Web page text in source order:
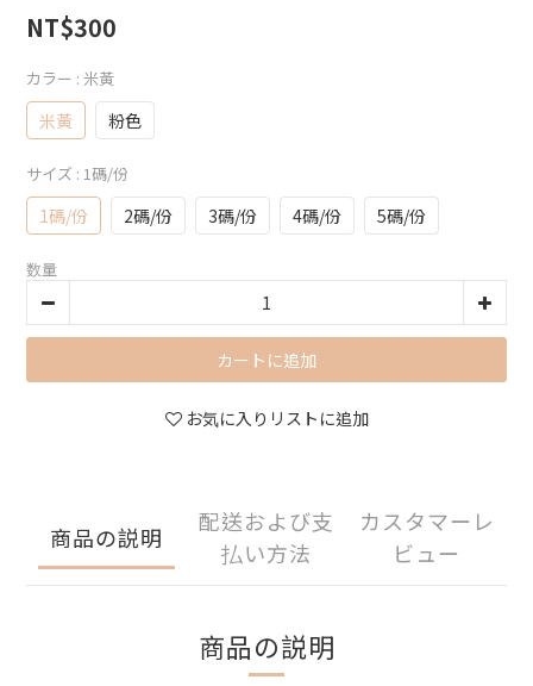
NT$300
カラー : 米黃
米黃 粉色
サイズ : 1碼/份
1碼/份 2碼/份 3碼/份 4碼/份 5碼/份
数量
カートに追加
お気に入りリストに追加
商品の説明
配送および支
払い方法
カスタマーレ
ビュー
商品の説明